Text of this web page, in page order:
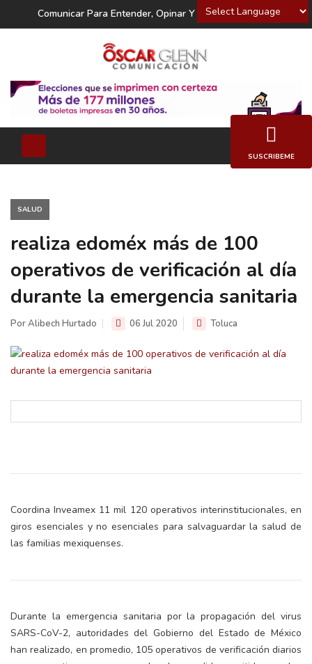
Powered by
Comunicar Para Entender, Opinar Y Decidir
SALUD
realiza edoméx más de 100
operativos de verificación al día
durante la emergencia sanitaria
Por Alibech Hurtado 06 Jul 2020 Toluca
Coordina Inveamex 11 mil 120 operativos interinstitucionales, en
giros esenciales y no esenciales para salvaguardar la salud de
las familias mexiquenses.
Durante la emergencia sanitaria por la propagación del virus
SARS-CoV-2, autoridades del Gobierno del Estado de México
han realizado, en promedio, 105 operativos de verificación diarios
SUSCRIBEME